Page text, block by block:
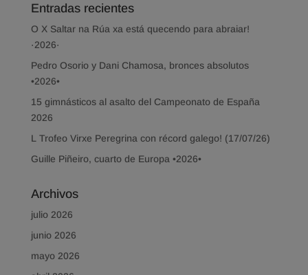
Entradas recientes
O X Saltar na Rúa xa está quecendo para abraiar!
·2026·
Pedro Osorio y Dani Chamosa, bronces absolutos
•2026•
15 gimnásticos al asalto del Campeonato de España
2026
L Trofeo Virxe Peregrina con récord galego! (17/07/26)
Guille Piñeiro, cuarto de Europa •2026•
Archivos
julio 2026
junio 2026
mayo 2026